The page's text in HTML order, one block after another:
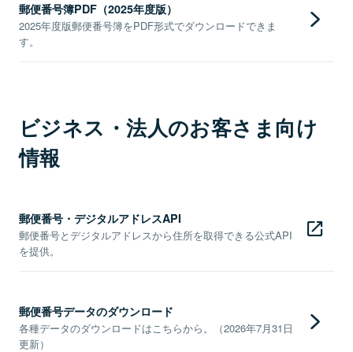
郵便番号簿PDF（2025年度版）
2025年度版郵便番号簿をPDF形式でダウンロードできま
す。
ビジネス・法人のお客さま向け
情報
郵便番号・デジタルアドレスAPI
郵便番号とデジタルアドレスから住所を取得できる公式API
を提供。
郵便番号データのダウンロード
各種データのダウンロードはこちらから。（2026年7月31日
更新）